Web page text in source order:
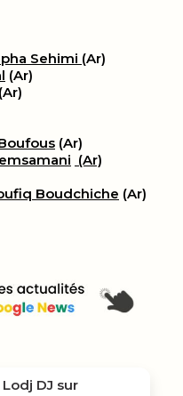
Sehimi (Ar)
(Ar)
(Ar)
(Ar)
(Ar)
Boudchiche (Ar)
Lodj DJ sur